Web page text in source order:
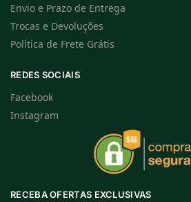
Envio e Prazo de Entrega
Trocas e Devoluções
Política de Frete Grátis
REDES SOCIAIS
Facebook
Instagram
RECEBA OFERTAS EXCLUSIVAS